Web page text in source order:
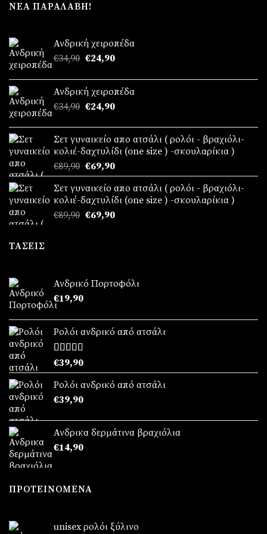
ΝΈΑ ΠΑΡΑΛΑΒΉ!
Ανδρική χειροπέδα
€34,90 Original
was:
€34,90.
€24,90Η
τιμή
είναι:
€24,90.
Ανδρική χειροπέδα
€34,90 Original
€34,90.
€24,90Η
είναι:
€24,90.
Σετ γυναικείο απο ατσάλι ( ρολόι - βραχιόλι-
κολιέ-δαχτυλίδι (one size ) -σκουλαρίκια )
€89,90 Original
price
was:
€89,90.
€69,90Η
τρέχουσα
τιμή
είναι:
€69,90.
Σετ γυναικείο απο ατσάλι ( ρολόι - βραχιόλι-
κολιέ-δαχτυλίδι (one size ) -σκουλαρίκια )
€89,90 Original
€69,90Η
ΤΆΣΕΙΣ
Ανδρικό Πορτοφόλι
€19,90
Ρολόι ανδρικό από ατσάλι
Βαθμολογήθηκε
με5.00από
5
€39,90
Ρολόι ανδρικό από ατσάλι
€39,90
Ανδρικα δερμάτινα βραχιόλια
€14,90
ΠΡΟΤΕΙΝΌΜΕΝΑ
unisex ρολόι ξύλινο